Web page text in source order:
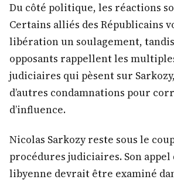
Du côté politique, les réactions
Certains alliés des Républicains
libération un soulagement,
opposants rappellent les
judiciaires qui pèsent sur
d’autres condamnations pour
d’influence.
Nicolas Sarkozy reste sous le
procédures judiciaires. Son appel
libyenne devrait être examiné